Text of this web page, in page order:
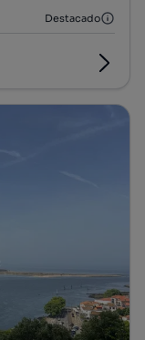
Destacado